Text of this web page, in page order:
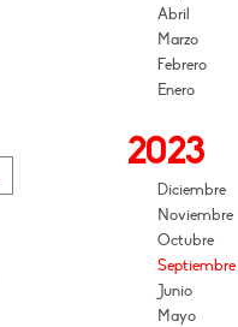
Abril
Marzo
Febrero
Enero
2023
Diciembre
Noviembre
Octubre
Septiembre
Junio
Mayo